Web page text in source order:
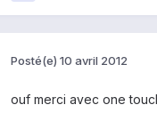
Posté(e) 10 avril 2012
ouf merci avec one